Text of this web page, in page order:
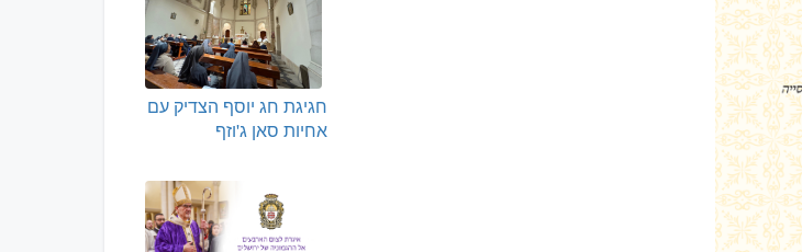
חגיגת חג יוסף הצדיק עם
אחיות סאן ג'וזף